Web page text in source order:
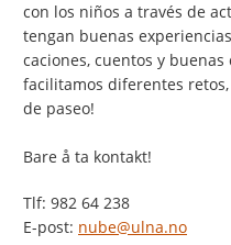
con los niños a través de
tengan buenas
caciones, cuentos y
facilitamos diferentes
de paseo!
Bare å ta kontakt!
Tlf: 982 64 238
E-post: nube@ulna.no